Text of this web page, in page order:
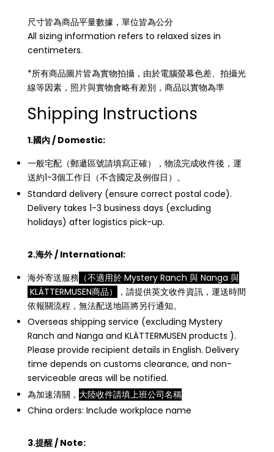
尺寸皆為商品平量數據，單位皆為公分
All sizing information refers to relaxed sizes in
centimeters.
*所有商品圖片皆為實物拍攝，由於電腦螢幕色差、拍攝光
線等因素，照片與實物會略有差別，商品以實物為準
Shipping Instructions
1.國內 / Domestic:
一般宅配（郵遞區號請填寫正確），物流完成收件後，運
送約1-3個工作日（不含國定及例假日）。
Standard delivery (ensure correct postal code).
Delivery takes 1-3 business days (excluding
holidays) after logistics pick-up.
2.海外 / International:
海外寄送服務 （不適用於 Mystery Ranch 與 Nanga 與
KLÄTTERMUSEN商品）
，請提供英文收件資訊，運送時間
依報關流程，無法配送地區將另行通知。
Overseas shipping service (excluding Mystery
Ranch and Nanga and KLÄTTERMUSEN products ).
Please provide recipient details in English. Delivery
time depends on customs clearance, and non-
serviceable areas will be notified.
為加速清關， 大陸收件請填上班公司名稱
China orders: Include workplace name
3.提醒 / Note: